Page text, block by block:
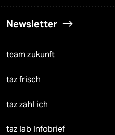
Newsletter
team zukunft
taz frisch
taz zahl ich
taz lab Infobrief